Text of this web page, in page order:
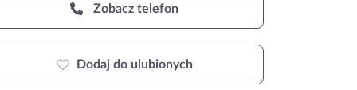
Zobacz telefon
Dodaj do ulubionych